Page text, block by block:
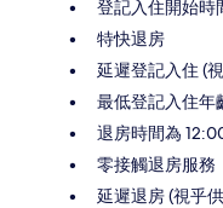
登記入住開始時
特快退房
延遲登記入住 (
最低登記入住年
退房時間為
零接觸退房服務
延遲退房 (視乎